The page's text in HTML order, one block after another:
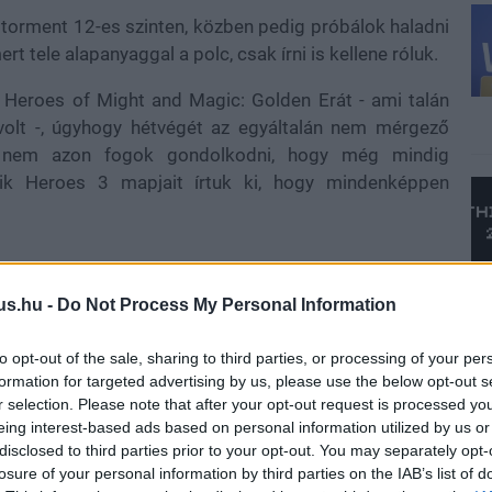
- Do Not Process My Personal Information
opt-out of the sale, sharing to third parties, or processing of your
for targeted advertising by us, please use the below opt-out
selection. Please note that after your opt-out request is processed
interest-based ads based on personal information utilized by us
to third parties prior to your opt-out. You may separately
of your personal information by third parties on the IAB’s list of
12-es szinten, közben pedig próbálok haladni
tele alapanyaggal a polc, csak írni is kellene róluk.
of Might and Magic: Golden Erát - ami talán
-, úgyhogy hétvégét az egyáltalán nem mérgező
azon fogok gondolkodni, hogy még mindig
Heroes 3 mapjait írtuk ki, hogy mindenképpen
a 007 First Light érkezéséig nem is szándékozom
kalandozom, az akkor végigjátszásomhoz képest
Forza Horizon 6-ban, még mindig csak a harmadik
játékban, így szabad perceimben továbbra is azon
is teljesítsem, ami csak az időmből kitelik.